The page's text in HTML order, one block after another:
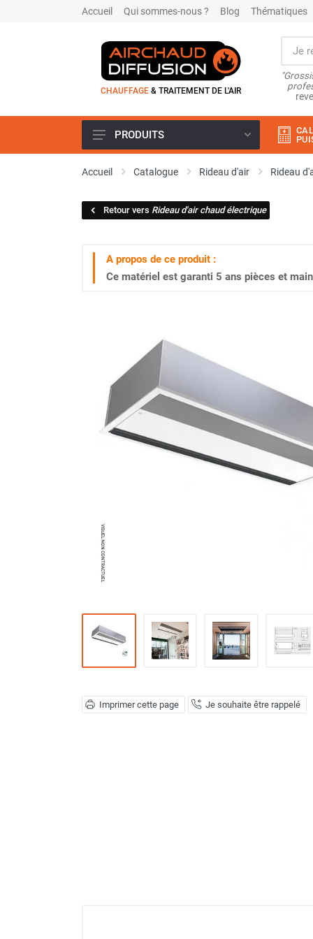
Accueil Qui sommes-nous ? Blog Thématiques
CHAUFFAGE & TRAITEMENT DE L'AIR
Climatiseur
Climatiseur mobile résidentiel et
Rafraîchisseur d'air
Rafraichisseur d'air mobile
Coffret de brumisation
Ventilateur brumisateur
Ventilateur / extracteur d'air mobile
Brasseur d'air
Ventilateur fixe
Ventilateur industriel
Ventilateur de chantier
Ventilateur de table
Extracteur d'air mural
Extracteur d'air mural hélicoïde
Extracteur d'air mural centrifuge
Extracteur d'air mural résidentiel
Déstratificateur ventilateur de
plafond
Déstratificateur industriel à pales
Déstratificateur de plafond design
Déstratificateur Airius
PRODUITS
Accueil Catalogue Rideau d'air Rideau
Retour vers Rideau d'air chaud électrique
A propos de ce produit :
Ce matériel est garanti 5 ans pièces et
Imprimer cette page Je souhaite être rappelé